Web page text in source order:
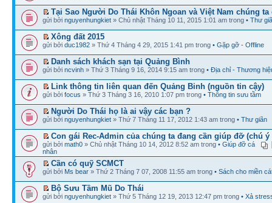
Tại Sao Người Do Thái Khôn Ngoan và Việt Nam chúng ta
gửi bởi nguyenhungkiet » Chủ nhật Tháng 10 11, 2015 1:01 am trong • Thư
Xông đất 2015
gửi bởi duc1982 » Thứ 4 Tháng 4 29, 2015 1:41 pm trong • Gặp gỡ - Offline
Danh sách khách sạn tại Quảng Bình
gửi bởi ncvinh » Thứ 3 Tháng 9 16, 2014 9:15 am trong • Địa chỉ - Thương
Link thông tin liên quan đến Quảng Binh (nguồn tin cậy)
gửi bởi focus » Thứ 3 Tháng 3 16, 2010 1:07 pm trong • Thông tin sưu tầm
Người Do Thái họ là ai vậy các bạn ?
gửi bởi nguyenhungkiet » Thứ 7 Tháng 11 17, 2012 1:43 am trong • Thư giãn
Con gái Rec-Admin của chúng ta đang cần giúp đỡ (chú ý
gửi bởi math0 » Chủ nhật Tháng 10 14, 2012 8:52 am trong • Giúp đỡ cá
nhân
Cần có quỹ SCMCT
gửi bởi Ms bear » Thứ 2 Tháng 7 07, 2008 11:55 am trong • Sách cho miền
Bộ Sưu Tầm Mũ Do Thái
gửi bởi nguyenhungkiet » Thứ 5 Tháng 12 19, 2013 12:47 pm trong • Xả